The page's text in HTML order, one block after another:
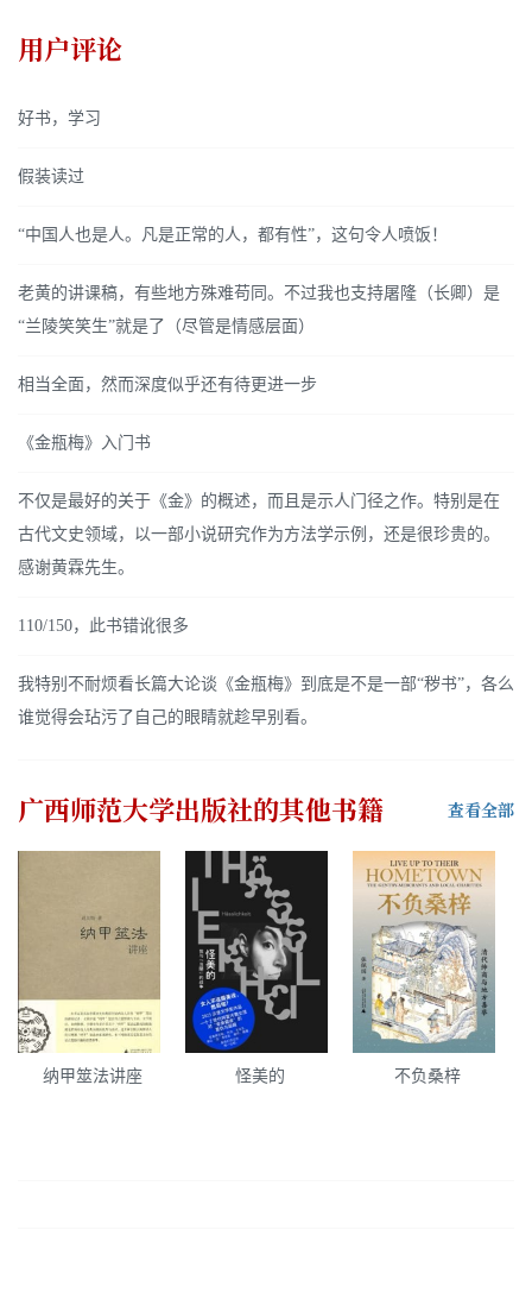
用户评论
好书，学习
假装读过
“中国人也是人。凡是正常的人，都有性”，这句令人喷饭！
老黄的讲课稿，有些地方殊难苟同。不过我也支持屠隆（长卿）是
“兰陵笑笑生”就是了（尽管是情感层面）
相当全面，然而深度似乎还有待更进一步
《金瓶梅》入门书
不仅是最好的关于《金》的概述，而且是示人门径之作。特别是在
古代文史领域，以一部小说研究作为方法学示例，还是很珍贵的。
感谢黄霖先生。
110/150，此书错讹很多
我特别不耐烦看长篇大论谈《金瓶梅》到底是不是一部“秽书”，各么
谁觉得会玷污了自己的眼睛就趁早别看。
广西师范大学出版社的其他书籍 查看全部
纳甲筮法讲座 怪美的 不负桑梓